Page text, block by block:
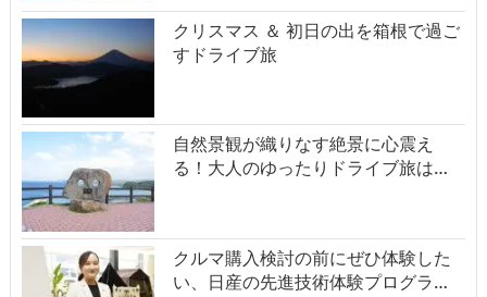
クリスマス ＆ 初日の出を箱根で過ご
すドライブ旅
自然景観が織りなす絶景に心震え
る！大人のゆったりドライブ旅は…
クルマ購入検討の前にぜひ体験した
い、日産の先進技術体験プログラ…